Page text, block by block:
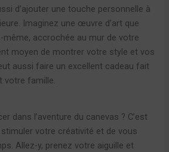
d’ajouter une touche personnelle à
Imaginez une œuvre d’art que
accrochée au mur de votre
moyen de montrer votre style et vos
aussi faire un excellent cadeau fait
votre famille.
dans l’aventure du canevas ? C’est
stimuler votre créativité et de vous
Allez-y, prenez votre aiguille et